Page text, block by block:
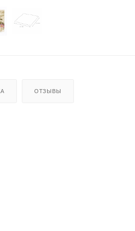
ОТЗЫВЫ